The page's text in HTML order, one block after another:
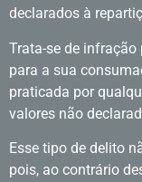
declarados à
Trata-se de
para a sua
praticada por
valores não
Esse tipo de delito
pois, ao contrário